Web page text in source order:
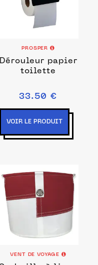
PROSPER
Dérouleur papier
toilette
33.50 €
VOIR LE PRODUIT
VENT DE VOYAGE